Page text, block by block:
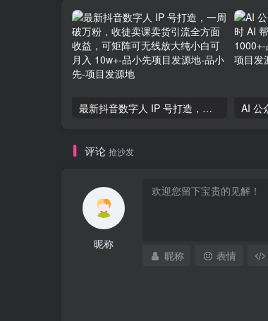
最新抖音数字人 IP 号打造，一周破万粉，收徒卖课卖货引流全方面收益，可矩阵可无线放大纯小白可月入 10w+-品小先项目发源地
评论 抢沙发
昵称
昵称 表情